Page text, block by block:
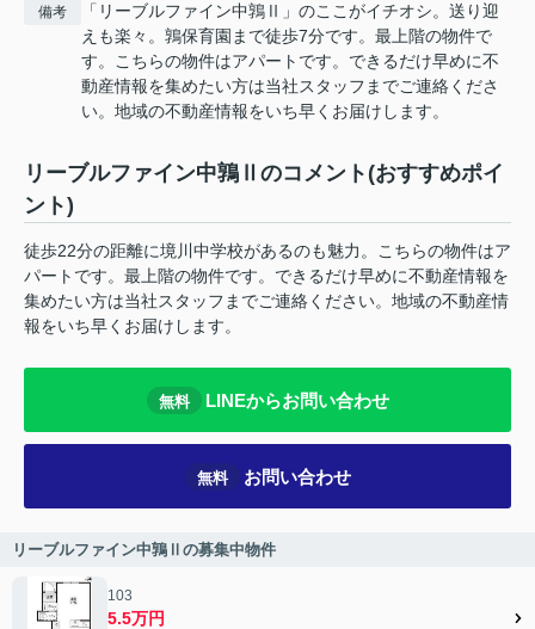
備考
「リーブルファイン中鶉Ⅱ」のここがイチオシ。送り迎
えも楽々。鶉保育園まで徒歩7分です。最上階の物件で
す。こちらの物件はアパートです。できるだけ早めに不
動産情報を集めたい方は当社スタッフまでご連絡くださ
い。地域の不動産情報をいち早くお届けします。
リーブルファイン中鶉Ⅱのコメント(おすすめポイ
ント)
徒歩22分の距離に境川中学校があるのも魅力。こちらの物件はア
パートです。最上階の物件です。できるだけ早めに不動産情報を
集めたい方は当社スタッフまでご連絡ください。地域の不動産情
報をいち早くお届けします。
無料 LINEからお問い合わせ
無料 お問い合わせ
リーブルファイン中鶉Ⅱの募集中物件
103
5.5万円